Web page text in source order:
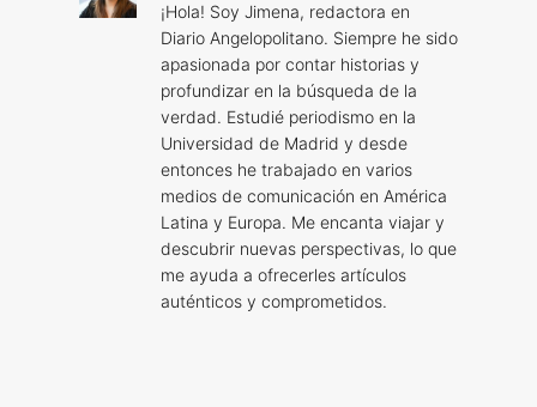
¡Hola! Soy Jimena, redactora en
Diario Angelopolitano. Siempre he sido
apasionada por contar historias y
profundizar en la búsqueda de la
verdad. Estudié periodismo en la
Universidad de Madrid y desde
entonces he trabajado en varios
medios de comunicación en América
Latina y Europa. Me encanta viajar y
descubrir nuevas perspectivas, lo que
me ayuda a ofrecerles artículos
auténticos y comprometidos.